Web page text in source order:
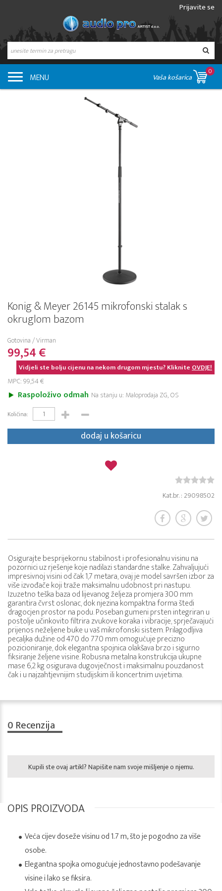
Prijavite se
MENU Vaša košarica
0
Konig & Meyer 26145 mikrofonski stalak s
okruglom bazom
Gotovina / Virman
99,54 €
Vidjeli ste bolju cijenu na nekom drugom mjestu? KlikniteOVDJE!
MPC: 99,54 €
Raspoloživo odmah Na stanju u: Maloprodaja ZG, OS
Količina:
dodaj u košaricu
Kat.br. : 29098502
Osigurajte besprijekornu stabilnost i profesionalnu visinu na
pozornici uz rješenje koje nadilazi standardne stalke. Zahvaljujući
impresivnoj visini od čak 1,7 metara, ovaj je model savršen izbor za
više izvođače koji traže maksimalnu udobnost pri nastupu.
Izuzetno teška baza od lijevanog željeza promjera 300 mm
garantira čvrst oslonac, dok njezina kompaktna forma štedi
dragocjen prostor na podu. Poseban gumeni prsten integriran u
postolje učinkovito filtrira zvukove koraka i vibracije, sprječavajući
prijenos neželjene buke u vaš mikrofonski sistem. Prilagodljiva
pecaljka dužine od 470 do 770 mm omogućuje precizno
pozicioniranje, dok elegantna spojnica olakšava brzo i sigurno
fiksiranje željene visine. Robusna metalna konstrukcija ukupne
mase 6,2 kg osigurava dugovječnost i maksimalnu pouzdanost
čak i u najzahtjevnijim studijskim ili koncertnim uvjetima.
0 Recenzija
Kupili ste ovaj artikl? Napišite nam svoje mišljenje o njemu.
OPIS PROIZVODA
Veća cijev doseže visinu od 1.7 m, što je pogodno za više
osobe.
Elegantna spojka omogućuje jednostavno podešavanje
visine i lako se fiksira.